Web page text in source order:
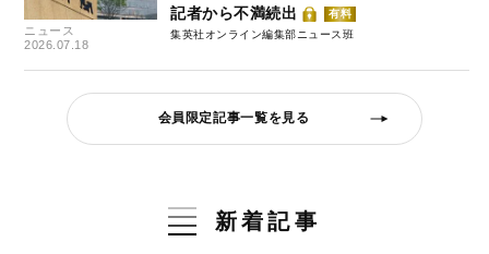
ニュース
2026.07.18
記者から不満続出
有料
集英社オンライン編集部ニュース班
会員限定記事一覧を見る
新着記事